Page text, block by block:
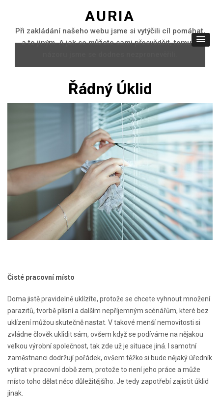
AURIA
Při zakládání našeho webu jsme si vytýčili cíl pomáhat,
a to jiným. A jak se můžete sami přesvědčit, tomuto
Řádný Úklid
Čisté pracovní místo
Doma jistě pravidelně uklízíte, protože se chcete vyhnout množení
parazitů, tvorbě plísní a dalším nepříjemným scénářům, které bez
uklízení můžou skutečně nastat. V takové menší nemovitosti si
zvládne člověk uklidit sám, ovšem když se podíváme na nějakou
velkou výrobní společnost, tak zde už je situace jiná. I samotní
zaměstnanci dodržují pořádek, ovšem těžko si bude nějaký úředník
vytírat v pracovní době zem, protože to není jeho práce a může
místo toho dělat něco důležitějšího. Je tedy zapotřebí zajistit úklid
jinak.